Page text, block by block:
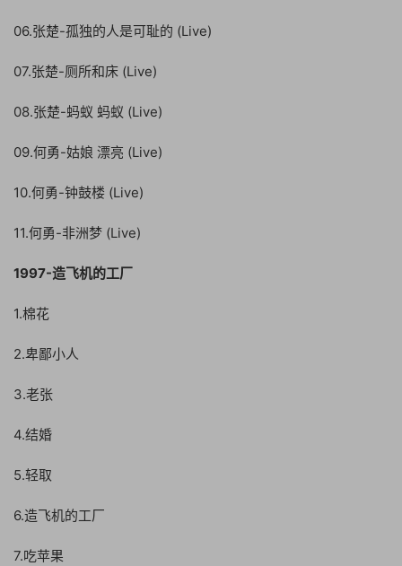
06.张楚-孤独的人是可耻的 (Live)
07.张楚-厕所和床 (Live)
08.张楚-蚂蚁 蚂蚁 (Live)
09.何勇-姑娘 漂亮 (Live)
10.何勇-钟鼓楼 (Live)
11.何勇-非洲梦 (Live)
1997-造飞机的工厂
1.棉花
2.卑鄙小人
3.老张
4.结婚
5.轻取
6.造飞机的工厂
7.吃苹果